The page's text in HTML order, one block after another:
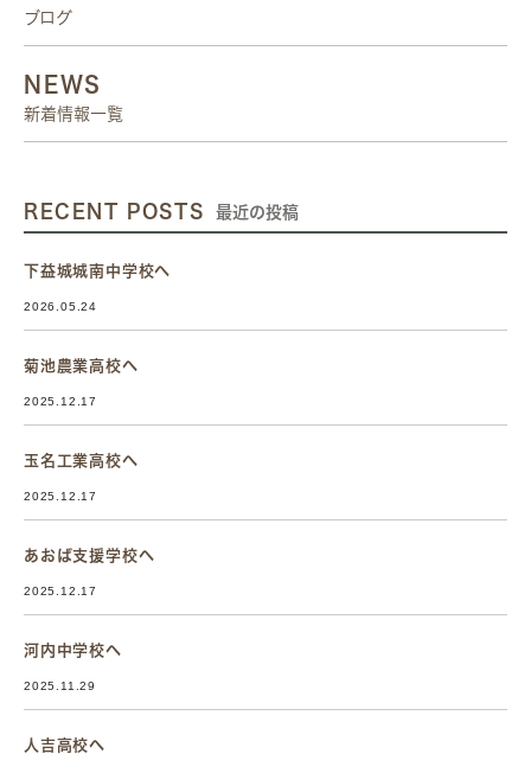
ブログ
NEWS
新着情報一覧
RECENT POSTS 最近の投稿
下益城城南中学校へ
2026.05.24
菊池農業高校へ
2025.12.17
玉名工業高校へ
2025.12.17
あおば支援学校へ
2025.12.17
河内中学校へ
2025.11.29
人吉高校へ